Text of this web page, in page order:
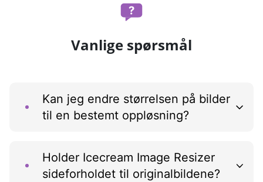
Vanlige spørsmål
Kan jeg endre størrelsen på bilder
til en bestemt oppløsning?
Holder Icecream Image Resizer
sideforholdet til originalbildene?